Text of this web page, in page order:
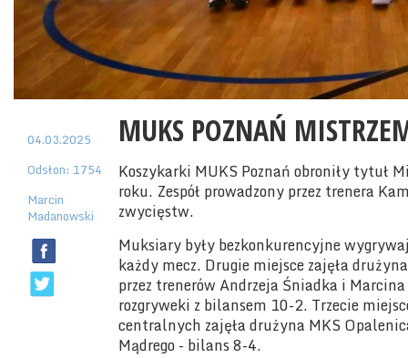
04.03.2025
Odsłon: 1754
Marcin
Madanowski
MUKS POZNAŃ
Koszykarki MUKS Poznań obroniły tytuł
roku. Zespół prowadzony przez trenera
zwycięstw.
Muksiary były bezkonkurencyjne
każdy mecz. Drugie miejsce zajęła
przez trenerów Andrzeja Śniadka i
rozgryweki z bilansem 10-2. Trzecie
centralnych zajęła drużyna MKS
Mądrego - bilans 8-4.